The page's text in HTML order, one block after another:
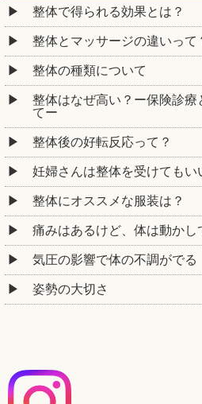
整体で得られる効果とは？
整体とマッサージの違いって
整体の種類について
整体はなぜ高い？ー保険診
てー
整体後の好転反応って？
妊婦さんは整体を受けてもい
整体にオススメな服装は？
痛みはあるけど、体は動かし
気圧の影響で体の不調がでる
姿勢の大切さ